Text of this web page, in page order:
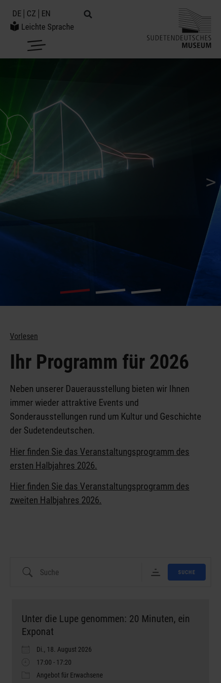
DE CZ
EN
Leichte Sprache
... und vieles
mehr
Vorlesen
Ihr Programm für 2026
Neben unserer Dauerausstellung bieten wir Ihnen
immer wieder attraktive Events und
Sonderausstellungen rund um Kultur und Geschichte
der Sudetendeutschen.
Hier finden Sie das Veranstaltungsprogramm des
ersten Halbjahres 2026.
Hier finden Sie das Veranstaltungsprogramm des
zweiten Halbjahres 2026.
SUCHE
Unter die Lupe genommen: 20 Minuten, ein
Exponat
Di., 18. August 2026
17:00 - 17:20
Angebot für Erwachsene